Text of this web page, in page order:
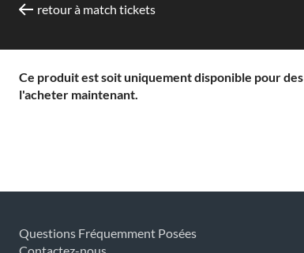
retour à match tickets
Ce produit est soit uniquement disponible pour
l'acheter maintenant.
Questions Fréquemment Posées